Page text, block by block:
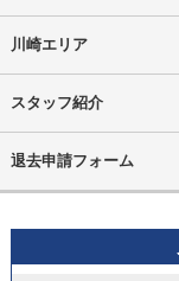
川崎エリア
スタッフ紹介
退去申請フォーム